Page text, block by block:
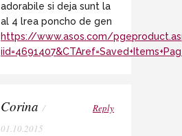
adorabile si deja sunt la
al 4 lrea poncho de gen
https://www.asos.com/
Corina /
01.10.2015
Reply